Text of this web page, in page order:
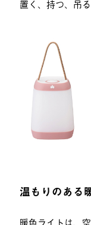
置く、持つ、吊
温もりのある
暖色ライトは、